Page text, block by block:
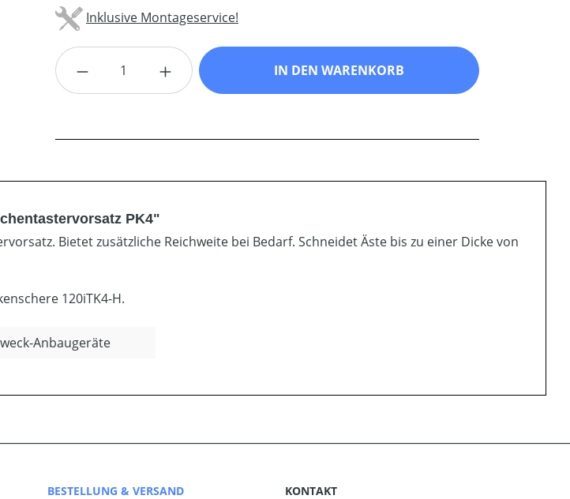
Inklusive Montageservice!
Produkt Anzahl: Gib den gewünschten Wert ein oder
IN DEN WARENKORB
PK4"
Bietet zusätzliche Reichweite bei Bedarf. Schneidet Äste bis zu einer Dicke von
120iTK4-H.
Anbaugeräte
BESTELLUNG & VERSAND
KONTAKT